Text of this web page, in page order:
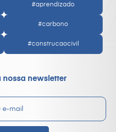
#aprendizado
#carbono
#construcaocivil
nossa newsletter